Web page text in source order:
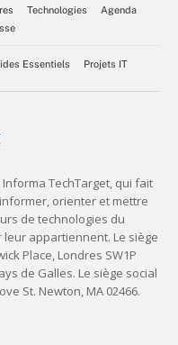
Technologies
Agenda
Essentiels Projets IT